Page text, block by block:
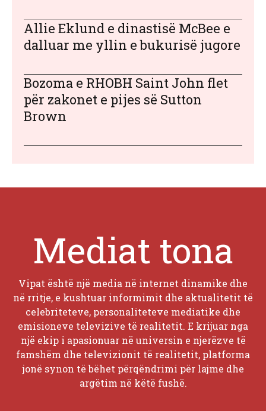
Allie Eklund e dinastisë McBee e
dalluar me yllin e bukurisë jugore
Bozoma e RHOBH Saint John flet
për zakonet e pijes së Sutton
Brown
Mediat tona
Vipat është një media në internet dinamike dhe
në rritje, e kushtuar informimit dhe aktualitetit të
celebriteteve, personaliteteve mediatike dhe
emisioneve televizive të realitetit. E krijuar nga
një ekip i apasionuar në universin e njerëzve të
famshëm dhe televizionit të realitetit, platforma
jonë synon të bëhet përqëndrimi për lajme dhe
argëtim në këtë fushë.